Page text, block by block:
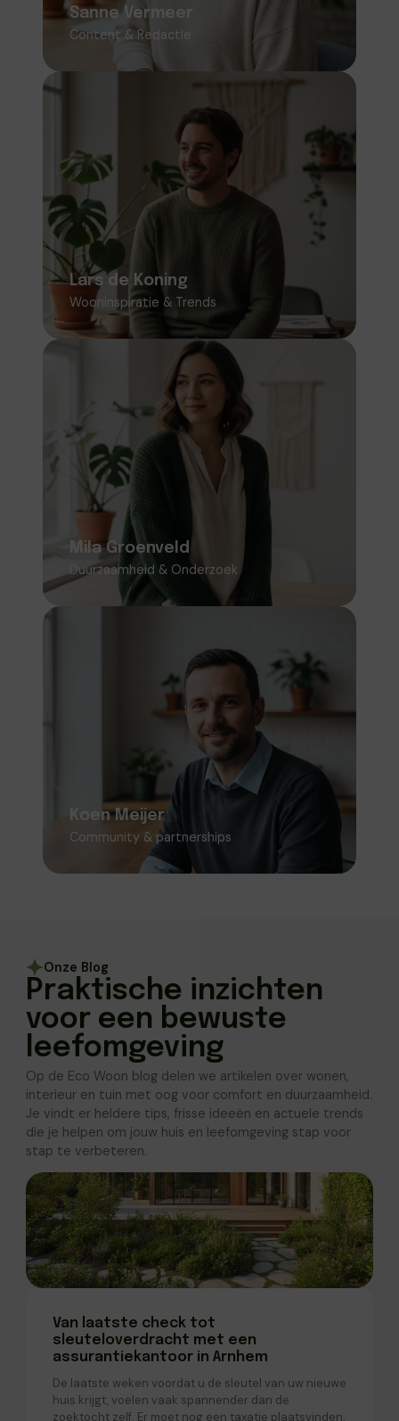
Sanne Vermeer
Content & Redactie
en tuin.
Lars de Koning
Wooninspiratie & Trends
Lars de Koning
Wooninspiratie & Trends
toepasbare ideeën voor Eco Woon.
Mila Groenveld
Duurzaamheid & Onderzoek
Mila Groenveld
Duurzaamheid & Onderzoek
Richt zich op duurzame woonoplossingen en
zorgt ervoor dat informatie actueel,
verantwoord en onderbouwd is.
Koen Meijer
Community & partnerships
Platform & Community
Beheert de website, verbetert de
gebruikerservaring en onderhoudt contact
met lezers, partners en gastschrijvers.
Onze Blog
Praktische inzichten
voor een bewuste
leefomgeving
Op de Eco Woon blog delen we artikelen over wonen,
interieur en tuin met oog voor comfort en duurzaamheid.
Je vindt er heldere tips, frisse ideeën en actuele trends
die je helpen om jouw huis en leefomgeving stap voor
stap te verbeteren.
Van laatste check tot
sleuteloverdracht met een
assurantiekantoor in Arnhem
De laatste weken voordat u de sleutel van uw nieuwe
huis krijgt, voelen vaak spannender dan de
zoektocht zelf. Er moet nog een taxatie plaatsvinden,